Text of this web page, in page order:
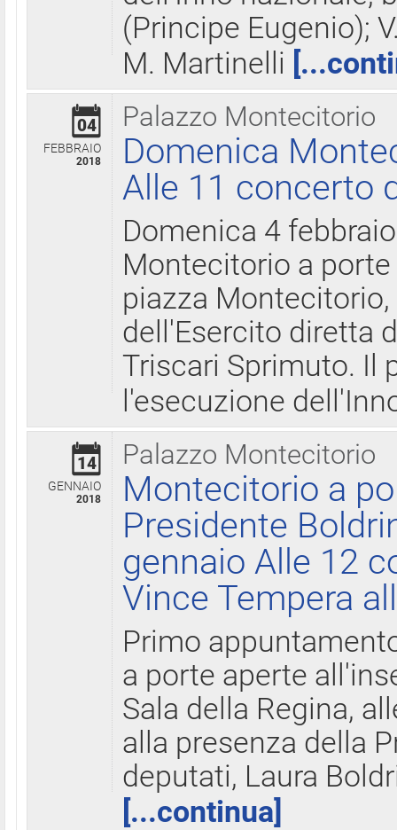
(Principe Eugenio);
M. Martinelli
Palazzo Montecitorio
04
FEBBRAIO
2018
Domenica
Alle 11 concerto
Domenica 4
Montecitorio a
piazza
dell'Esercito diretta
Triscari Sprimuto. Il
l'esecuzione
Palazzo Montecitorio
14
GENNAIO
2018
Montecitorio a
Presidente
gennaio Alle 12
Vince Tempera
Primo
a porte aperte
Sala della Regina,
alla presenza della
deputati, Laura
[...continua]